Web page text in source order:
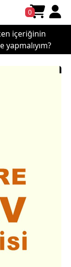
0
içeriğinin
yapmalıyım?